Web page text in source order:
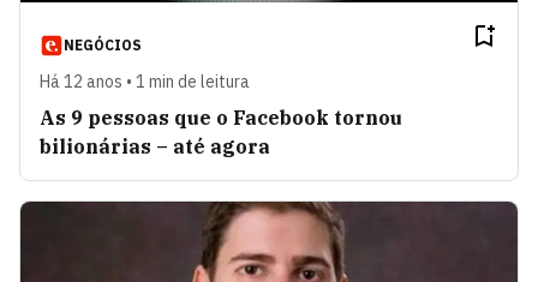
NEGÓCIOS
Há 12 anos • 1 min de leitura
As 9 pessoas que o Facebook tornou
bilionárias – até agora